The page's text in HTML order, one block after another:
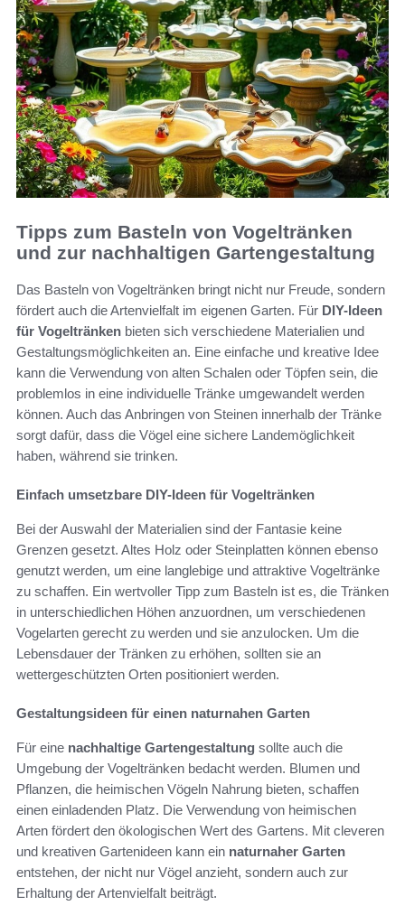
Tipps zum Basteln von Vogeltränken
und zur nachhaltigen Gartengestaltung
Das Basteln von Vogeltränken bringt nicht nur Freude, sondern
fördert auch die Artenvielfalt im eigenen Garten. Für DIY-Ideen
für Vogeltränken bieten sich verschiedene Materialien und
Gestaltungsmöglichkeiten an. Eine einfache und kreative Idee
kann die Verwendung von alten Schalen oder Töpfen sein, die
problemlos in eine individuelle Tränke umgewandelt werden
können. Auch das Anbringen von Steinen innerhalb der Tränke
sorgt dafür, dass die Vögel eine sichere Landemöglichkeit
haben, während sie trinken.
Einfach umsetzbare DIY-Ideen für Vogeltränken
Bei der Auswahl der Materialien sind der Fantasie keine
Grenzen gesetzt. Altes Holz oder Steinplatten können ebenso
genutzt werden, um eine langlebige und attraktive Vogeltränke
zu schaffen. Ein wertvoller Tipp zum Basteln ist es, die Tränken
in unterschiedlichen Höhen anzuordnen, um verschiedenen
Vogelarten gerecht zu werden und sie anzulocken. Um die
Lebensdauer der Tränken zu erhöhen, sollten sie an
wettergeschützten Orten positioniert werden.
Gestaltungsideen für einen naturnahen Garten
Für eine nachhaltige Gartengestaltung sollte auch die
Umgebung der Vogeltränken bedacht werden. Blumen und
Pflanzen, die heimischen Vögeln Nahrung bieten, schaffen
einen einladenden Platz. Die Verwendung von heimischen
Arten fördert den ökologischen Wert des Gartens. Mit cleveren
und kreativen Gartenideen kann ein naturnaher Garten
entstehen, der nicht nur Vögel anzieht, sondern auch zur
Erhaltung der Artenvielfalt beiträgt.